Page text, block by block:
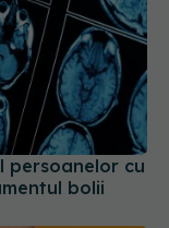
persoanelor cu
bolii